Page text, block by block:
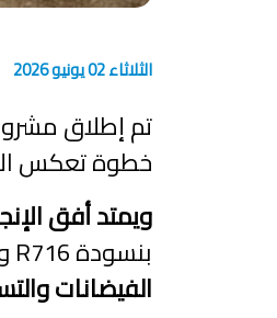
الثلاثاء 02 يونيو 2026
تم إطلاق
خطوة تعكس
ويمتد أفق الإنجاز
بنسودة R716 وواد فاس. ويهدف هذا التدخل إلى
الفيضانات